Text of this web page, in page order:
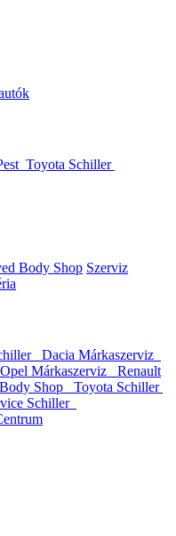
Toyota Schiller
Body Shop Szerviz
Dacia Márkaszerviz
Opel Márkaszerviz
Renault
Shop
Toyota Schiller
Schiller